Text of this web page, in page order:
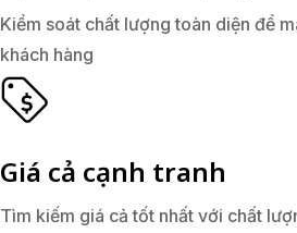
Kiểm soát chất lượng toàn diện để
khách hàng
Giá cả cạnh tranh
Tìm kiếm giá cả tốt nhất với chất